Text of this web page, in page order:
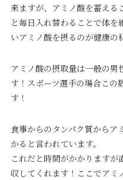
来ますが、アミノ酸を蓄える
と毎日入れ替わることで体
いアミノ酸を摂るのが健康の
アミノ酸の摂取量は一般の男
す！スポーツ選手の場合この
す！
食事からのタンパク質からア
かると言われています。
これだと時間がかかります
収してくれます！ここでアミ